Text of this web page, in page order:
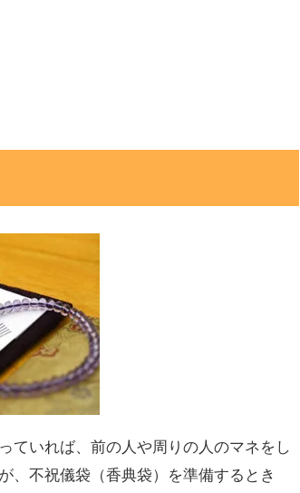
ていれば、前の人や周りの人のマネをし
、不祝儀袋（香典袋）を準備するとき